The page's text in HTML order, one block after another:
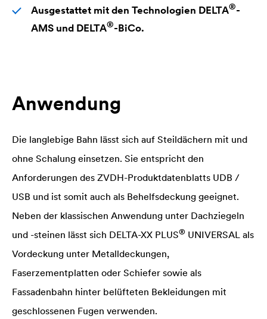
Ausgestattet mit den Technologien DELTA®-
AMS und DELTA®-BiCo.
Anwendung
Die langlebige Bahn lässt sich auf Steildächern mit und
ohne Schalung einsetzen. Sie entspricht den
Anforderungen des ZVDH-Produktdatenblatts UDB /
USB und ist somit auch als Behelfsdeckung geeignet.
Neben der klassischen Anwendung unter Dachziegeln
und -steinen lässt sich DELTA-XX PLUS® UNIVERSAL als
Vordeckung unter Metalldeckungen,
Faserzementplatten oder Schiefer sowie als
Fassadenbahn hinter belüfteten Bekleidungen mit
geschlossenen Fugen verwenden.